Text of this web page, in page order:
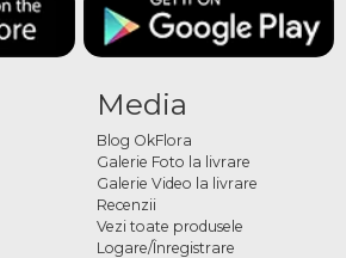
Media
Blog OkFlora
Galerie Foto la livrare
Galerie Video la livrare
Recenzii
Vezi toate produsele
Logare/Înregistrare